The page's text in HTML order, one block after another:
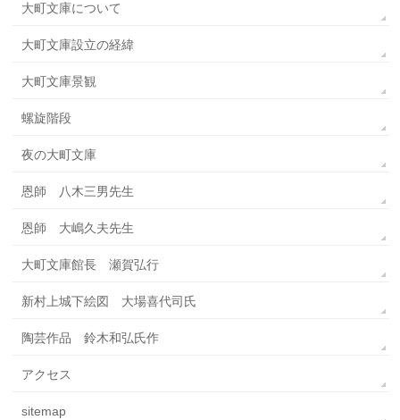
大町文庫について
大町文庫設立の経緯
大町文庫景観
螺旋階段
夜の大町文庫
恩師 八木三男先生
恩師 大嶋久夫先生
大町文庫館長 瀬賀弘行
新村上城下絵図 大場喜代司氏
陶芸作品 鈴木和弘氏作
アクセス
sitemap